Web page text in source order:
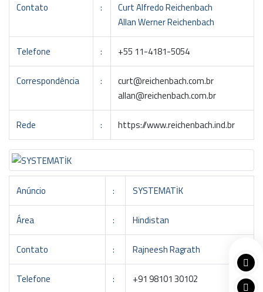
Contato :
Curt Alfredo Reichenbach
Allan Werner Reichenbach
Telefone : +55 11-4181-5054
Correspondência :
curt@reichenbach.com.br
allan@reichenbach.com.br
Rede : https://www.reichenbach.ind.br
Anúncio : SYSTEMATİK
Área : Hindistan
Contato : Rajneesh Ragrath
Telefone : +91 98101 30102